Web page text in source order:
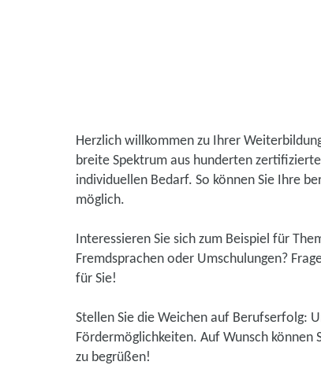
Herzlich willkommen zu Ihrer
breite Spektrum aus hunderten
individuellen Bedarf. So können Sie Ihre
möglich.
Interessieren Sie sich zum Beispiel für
Fremdsprachen oder Umschulungen?
für Sie!
Stellen Sie die Weichen auf Berufserfolg:
Fördermöglichkeiten. Auf Wunsch
zu begrüßen!